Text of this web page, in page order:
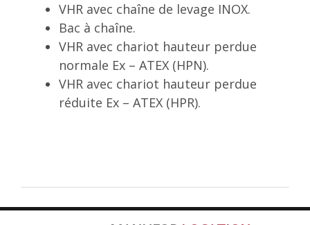
VHR avec chaîne de levage INOX.
Bac à chaîne.
VHR avec chariot hauteur perdue
normale Ex – ATEX (HPN).
VHR avec chariot hauteur perdue
réduite Ex – ATEX (HPR).